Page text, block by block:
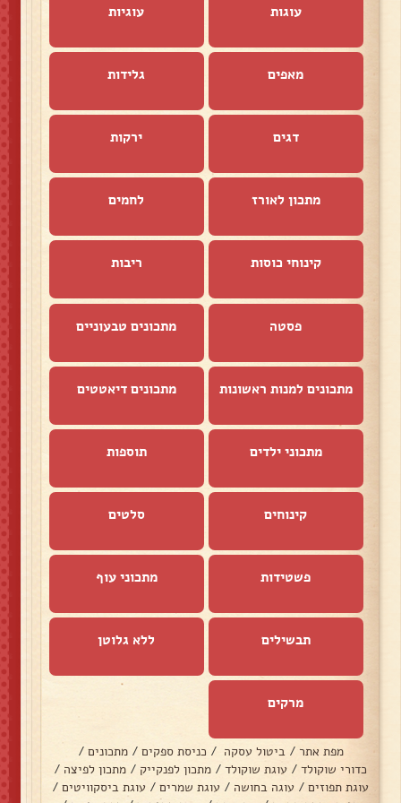
עוגות עוגיות
מאפים גלידות
דגים ירקות
מתכון לאורז לחמים
קינוחי כוסות ריבות
פסטה מתכונים טבעוניים
מתכונים למנות ראשונות מתכונים דיאטטים
מתכוני ילדים תוספות
קינוחים סלטים
פשטידות מתכוני עוף
תבשילים ללא גלוטן
מרקים
מפת אתר / ביטול עסקה / כניסת ספקים / מתכונים /
כדורי שוקולד / עוגת שוקולד / מתכון לפנקייק / מתכון לפיצה /
עוגת תפוזים / עוגה בחושה / עוגת שמרים / עוגת ביסקוויטים /